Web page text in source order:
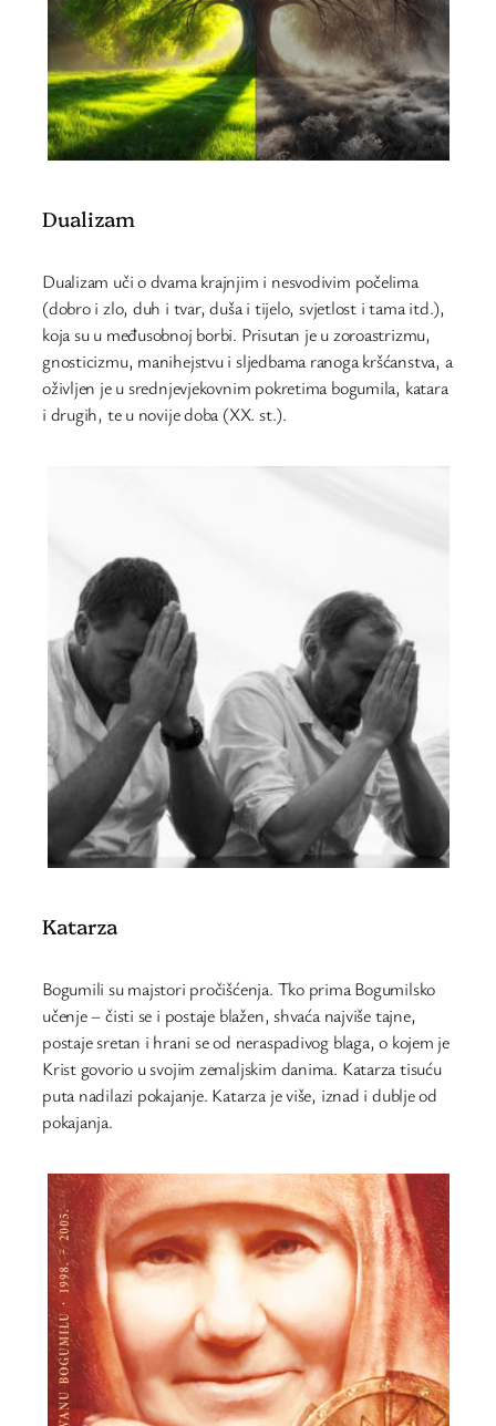
Dualizam
Dualizam uči o dvama krajnjim i nesvodivim počelima
(dobro i zlo, duh i tvar, duša i tijelo, svjetlost i tama itd.),
koja su u međusobnoj borbi. Prisutan je u zoroastrizmu,
gnosticizmu, manihejstvu i sljedbama ranoga kršćanstva, a
oživljen je u srednjevjekovnim pokretima bogumila, katara
i drugih, te u novije doba (XX. st.).
Katarza
Bogumili su majstori pročišćenja. Tko prima Bogumilsko
učenje – čisti se i postaje blažen, shvaća najviše tajne,
postaje sretan i hrani se od neraspadivog blaga, o kojem je
Krist govorio u svojim zemaljskim danima. Katarza tisuću
puta nadilazi pokajanje. Katarza je više, iznad i dublje od
pokajanja.